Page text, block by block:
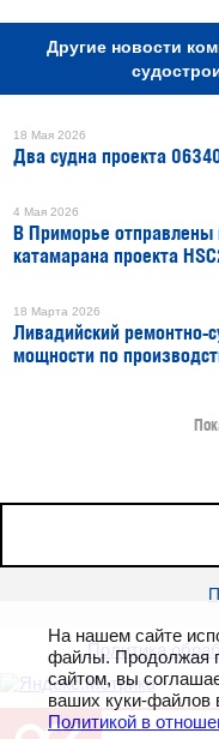
Другие новости
18 Мая 2026
Два судна проекта
4 Мая 2026
В Приморье отправлены
катамарана проекта
18 Марта 2026
Ливадийский ремонтно-
мощности по
Политика
На нашем сайте
файлы. Продолжая
сайтом, вы
ваших куки-файлов
Политикой в